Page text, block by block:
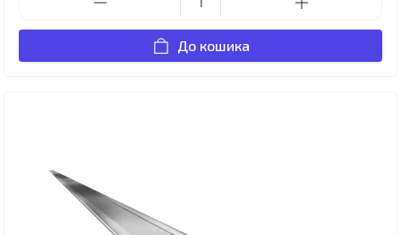
До кошика